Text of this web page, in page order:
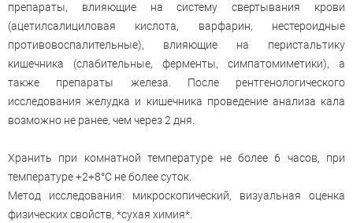
препараты, влияющие на систему свертывания крови
(ацетилсалициловая кислота, варфарин, нестероидные
противовоспалительные), влияющие на перистальтику
кишечника (слабительные, ферменты, симпатомиметики), а
также препараты железа. После рентгенологического
исследования желудка и кишечника проведение анализа кала
возможно не ранее, чем через 2 дня.
Хранить при комнатной температуре не более 6 часов, при
температуре +2+8°С не более суток.
Метод исследования: микроскопический, визуальная оценка
физических свойств, *сухая химия*.